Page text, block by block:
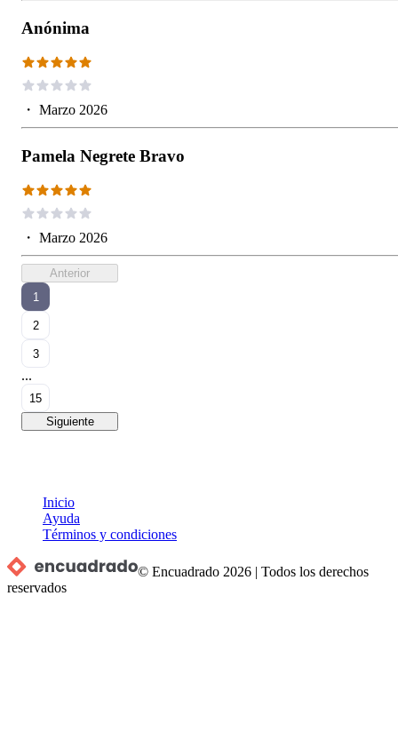
Anónima
・ Marzo 2026
Pamela Negrete Bravo
・ Marzo 2026
Anterior
1
2
3
...
15
Siguiente
Inicio
Ayuda
Términos y condiciones
© Encuadrado 2026 |Todos los derechos
reservados